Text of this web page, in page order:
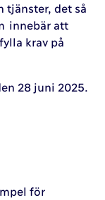
det så
innebär att
krav på
28 juni 2025.
för